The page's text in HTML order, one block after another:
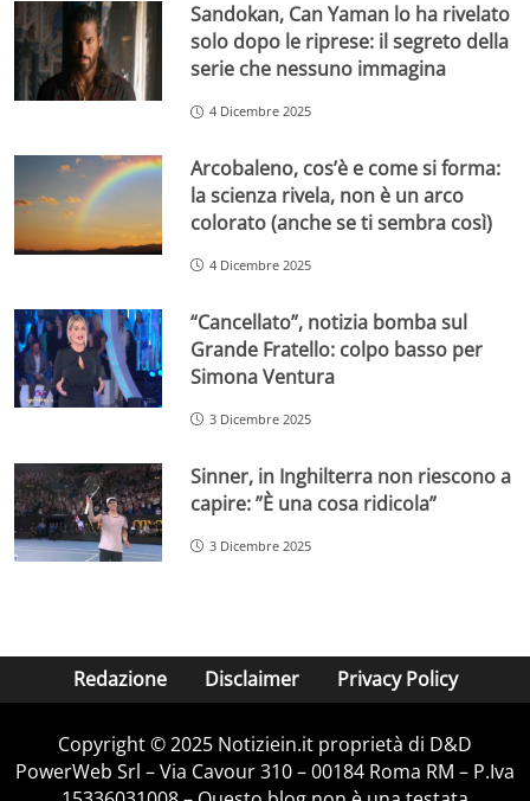
Sandokan, Can Yaman lo ha rivelato
solo dopo le riprese: il segreto della
serie che nessuno immagina
4 Dicembre 2025
Arcobaleno, cos’è e come si forma:
la scienza rivela, non è un arco
colorato (anche se ti sembra così)
4 Dicembre 2025
“Cancellato”, notizia bomba sul
Grande Fratello: colpo basso per
Simona Ventura
3 Dicembre 2025
Sinner, in Inghilterra non riescono a
capire: ”È una cosa ridicola”
3 Dicembre 2025
Redazione Disclaimer Privacy Policy
Copyright © 2025 Notiziein.it proprietà di D&D
PowerWeb Srl – Via Cavour 310 – 00184 Roma RM – P.Iva